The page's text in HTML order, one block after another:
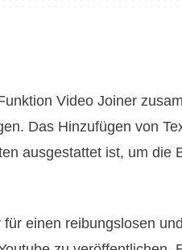
Video Joiner
Das Hinzufügen von
ausgestattet ist, um die
einen reibungslosen